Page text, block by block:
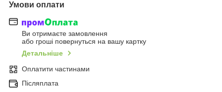
Умови оплати
Ви отримаєте замовлення
або гроші повернуться на вашу картку
Детальніше
Оплатити частинами
Післяплата